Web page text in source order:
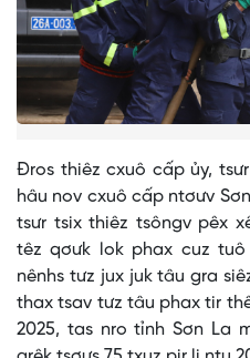
Đros thiêz cxuô cấp ủy,
hâu nov cxuô cấp ntơưv
tsưr tsix thiêz tsôngv pêx
têz qơưk lok phax cuz
nênhs tưz jux juk tâu gra
thax tsav tưz tâu phax tir
2025, tas nro tỉnh Sơn La